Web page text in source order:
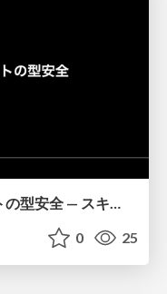
TypeSpecで繋ぐ複数プロダクトの型安全 — スキーマ共有による「型契約」の実践_mitsui
0 25